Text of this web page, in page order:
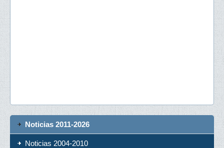
Noticias 2011-2026
Noticias 2004-2010